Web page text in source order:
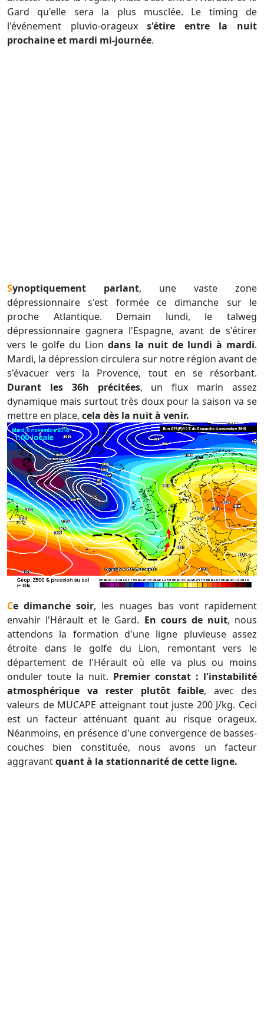
Gard qu'elle sera la plus musclée. Le timing de
l'événement pluvio-orageuxs'étire entre la nuit
prochaine et mardi mi-journée.
Synoptiquement parlant, une vaste zone
dépressionnaire s'est formée ce dimanche sur le
proche Atlantique. Demain lundi, le talweg
dépressionnaire gagnera l'Espagne, avant de s'étirer
vers le golfe du Lion dans la nuit de lundi à mardi.
Mardi, la dépression circulera sur notre région avant de
s'évacuer vers la Provence, tout en se résorbant.
Durant les 36h précitées, un flux marin assez
dynamique mais surtout très doux pour la saison va se
mettre en place, cela dès la nuit à venir.
Ce dimanche soir, les nuages bas vont rapidement
envahir l'Hérault et le Gard. En cours de nuit, nous
attendons la formation d'une ligne pluvieuse assez
étroite dans le golfe du Lion, remontant vers le
département de l'Hérault où elle va plus ou moins
onduler toute la nuit. Premier constat : l'instabilité
atmosphérique va rester plutôt faible, avec des
valeurs de MUCAPE atteignant tout juste 200 J/kg. Ceci
est un facteur atténuant quant au risque orageux.
Néanmoins, en présence d'une convergence de basses-
couches bien constituée, nous avons un facteur
aggravantquant à la stationnarité de cette ligne.